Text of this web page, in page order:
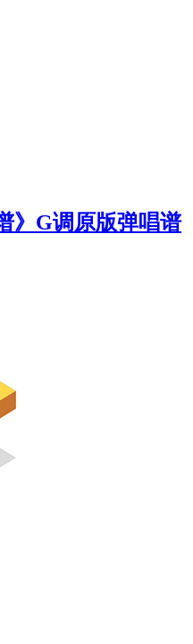
》G调原版弹唱谱